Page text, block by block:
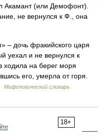
Акамант (или Демофонт).
не вернулся к Ф., она
– дочь фракийского царя
уехал и не вернулся к
ходила на берег моря
его, умерла от горя.
Мифологический словарь
18+